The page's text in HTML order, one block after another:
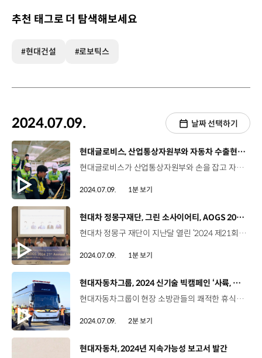
추천 태그로 더 탐색해보세요
#현대건설 #로보틱스
2024.07.09. 날짜 선택하기
[동영상]
현대글로비스, 산업통상자원부와 자동차 수출현장 홍보 영상 촬영
현대글로비스가 산업통상자원부와 손을 잡고 자동차 수출 현장 홍보 영상을 촬영했습니다. 현대글로비스는 지난달 21일, 평택 기아터미널에 정박 중인 ‘글로비스 심포니호’에서 산업부의 ‘자동차 수출 현장’에 관한 정책 홍보 영상 촬영을 지원했습니다. 이번 촬영에서는 3일간 총 4,150대의 기아차량을 ‘심포니호’에 싣기 위해 직원들이 일사분란하게 움직이며 실감나는 현장을 보여줬습니다. 홍보 영상에 참여한 출연진들은 심포니호에 승선해 전기차 차량 고박 체험을 하고 자동차 수출 현장을 직접 둘러보는 시간을 가졌습니다. 현대글로비스가 산업부와 함께 대한민국 자동차 수출현장을 담은 해당 영상은 ‘산업통상자원부 유튜브’에서 확인할 수 있습니다.
2024.07.09. 1분 보기
[동영상]
현대차 정몽구재단, 그린 소사이어티, AOGS 2024 세션 참가
현대차 정몽구 재단이 지난달 열린 ‘2024 제21회 아시아·오세아니아 지구과학총회(AOGS)’에서 지구과학계 전문가를 대상으로 ‘K-기후테크 스타트업 세션’을 개최했습니다. 이번 총회에서 현대차 정몽구 재단은 패널 세션 ‘랩 투 소사이어티: K- 기후테크 기업가형 연구자’를 진행했는데요, K-기후테크 인재 육성 및 사업화 프로젝트인 ‘그린 소사이어티’ 소개를 시작으로 기후테크 스타트업 3개 팀의 기술창업 경험 발표와 함께 패널토의와 질의응답 시간을 가졌습니다. 현대차 정몽구 재단은 우리 삶의 터전인 지구를 지속가능한 상태로 후손에게 물려줄 수 있도록 혁신 기후기술과 지구과학 발전에 지속적인 투자를 해 나갈 계획입니다.
2024.07.09. 1분 보기
[동영상]
현대자동차그룹, 2024 신기술 빅캠페인 ‘사륙, 사칠‘ 영상 공개
현대자동차그룹이 현장 소방관들의 쾌적한 휴식을 위한 소방관 회복지원 수소전기버스 이야기를 그린 캠페인 영상, ‘사륙, 사칠’을 공개했습니다. 영상의 제목인 ‘사륙, 사칠’은 ‘알겠나? 알았다’를 뜻하는 소방관들의 무전통신용어인데요, 이번 캠페인은 소방관들에게 회복지원 수소전기버스를 기증하는 프로젝트의 일환으로 현대자동차그룹과 소방청, 제주특별자치도간 협업으로 진행됐습니다. 선배 소방관이 후배 소방관에게 전하는 응원 편지 형식으로 구성된 캠페인 영상은 타인의 생명만큼 자신의 안전과 휴식 또한 중요하다는 내용을 담아냈는데요, 현직 소방관들이 출연하고, 강원소방본부 이창학 단장이 내레이션에 참여해 영상의 진정성을 더했습니다. 영상에 등장하는 회복지원차는 유니버스 FCEV를 기반으로 제작되어 제주소방본부에 배치된 8호차로 다양한 소방관들의 의견과 현대자동차그룹의 수소 기술이 만나 탄생했습니다. 수소연료전지 시스템이 탑재되어 소방관들이 휴식을 취할 때 외부 공기를 정화해 산소를 공급하고, 수소와 산소가 반응하여 생성한 전기로 차량을 운행합니다. 이 과정에서 별도의 배기가스 배출 없이 순수한 물 만을 배출하고 공회전 시에도 소음과 진동이 없는 쾌적한 상태를 유지할 수 있습니다. 현대자동차그룹은 ‘지속가능한 미래를 향한 올바른 움직임’이라는 사회책임 메시지 아래, 모빌리티 기술의 선한 활용을 보여주는 캠페인을 지속적으로 선보일 계획입니다.
2024.07.09. 2분 보기
[동영상]
현대자동차, 2024년 지속가능성 보고서 발간